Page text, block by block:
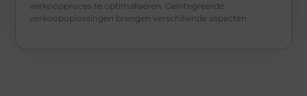
verkoopproces te optimaliseren. Geïntegreerde
verkoopoplossingen brengen verschillende aspecten